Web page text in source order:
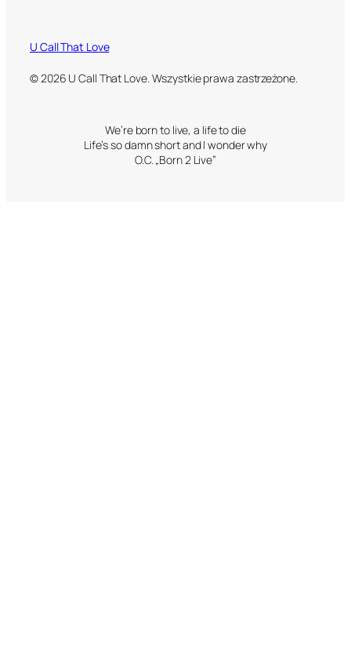
U Call That Love
© 2026 U Call That Love. Wszystkie prawa zastrzeżone.
We’re born to live, a life to die
Life’s so damn short and I wonder why
O.C. „Born 2 Live”